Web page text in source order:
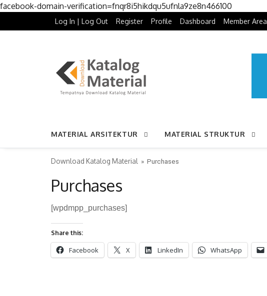
facebook-domain-verification=fnqr8i5hikdqu5ufnla9ze8n466100
Log In | Log Out Register Profile Dashboard Member Area
MATERIAL ARSITEKTUR MATERIAL STRUKTUR
Download Katalog Material » Purchases
Purchases
[wpdmpp_purchases]
Share this:
Facebook X LinkedIn WhatsApp